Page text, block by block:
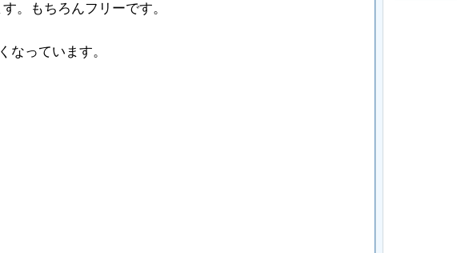
。もちろんフリーです。
なっています。